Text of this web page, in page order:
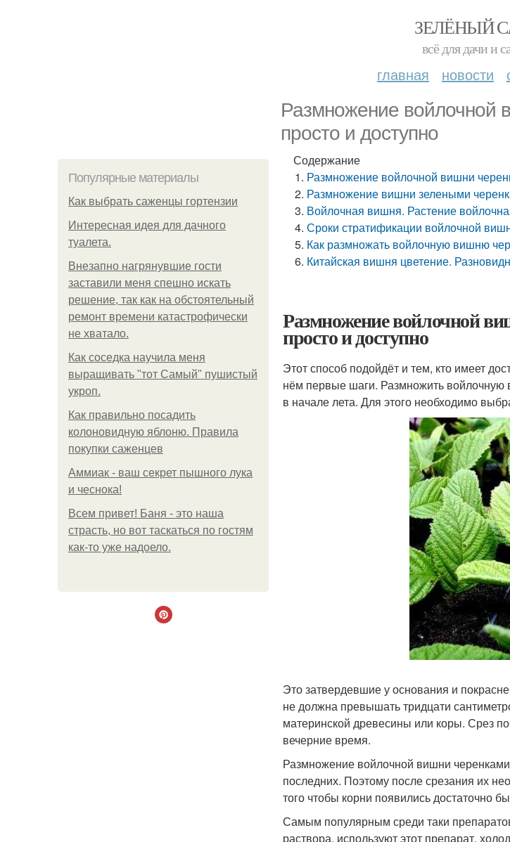
ЗЕЛЁНЫЙ
всё для дачи и
главная новости
Размножение войлочной
просто и доступно
Популярные материалы
Как выбрать саженцы гортензии
Интересная идея для дачного
туалета.
Внезапно нагрянувшие гости
заставили меня спешно искать
решение, так как на обстоятельный
ремонт времени катастрофически
не хватало.
Как соседка научила меня
выращивать "тот Самый" пушистый
укроп.
Как правильно посадить
колоновидную яблоню. Правила
покупки саженцев
Аммиак - ваш секрет пышного лука
и чеснока!
Всем привет! Баня - это наша
страсть, но вот таскаться по гостям
как-то уже надоело.
Содержание
Размножение войлочной вишни
Размножение вишни зелеными
Войлочная вишня. Растение
Сроки стратификации войлочной
Как размножать войлочную вишню
Китайская вишня цветение.
Размножение войлочной
просто и доступно
Этот способ подойдёт и тем, кто имеет
нём первые шаги. Размножить войлочную
в начале лета. Для этого необходимо
Это затвердевшие у основания и
не должна превышать тридцати
материнской древесины или коры. Срез
вечерние время.
Размножение войлочной вишни
последних. Поэтому после срезания их
того чтобы корни появились достаточно
Самым популярным среди таки
раствора, используют этот препарат,